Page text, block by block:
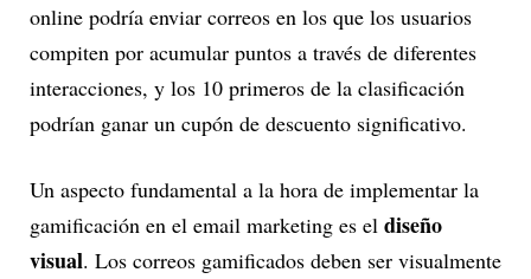
online podría enviar correos en los que los usuarios
compiten por acumular puntos a través de diferentes
interacciones, y los 10 primeros de la clasificación
podrían ganar un cupón de descuento significativo.
Un aspecto fundamental a la hora de implementar la
gamificación en el email marketing es el diseño
visual. Los correos gamificados deben ser visualmente